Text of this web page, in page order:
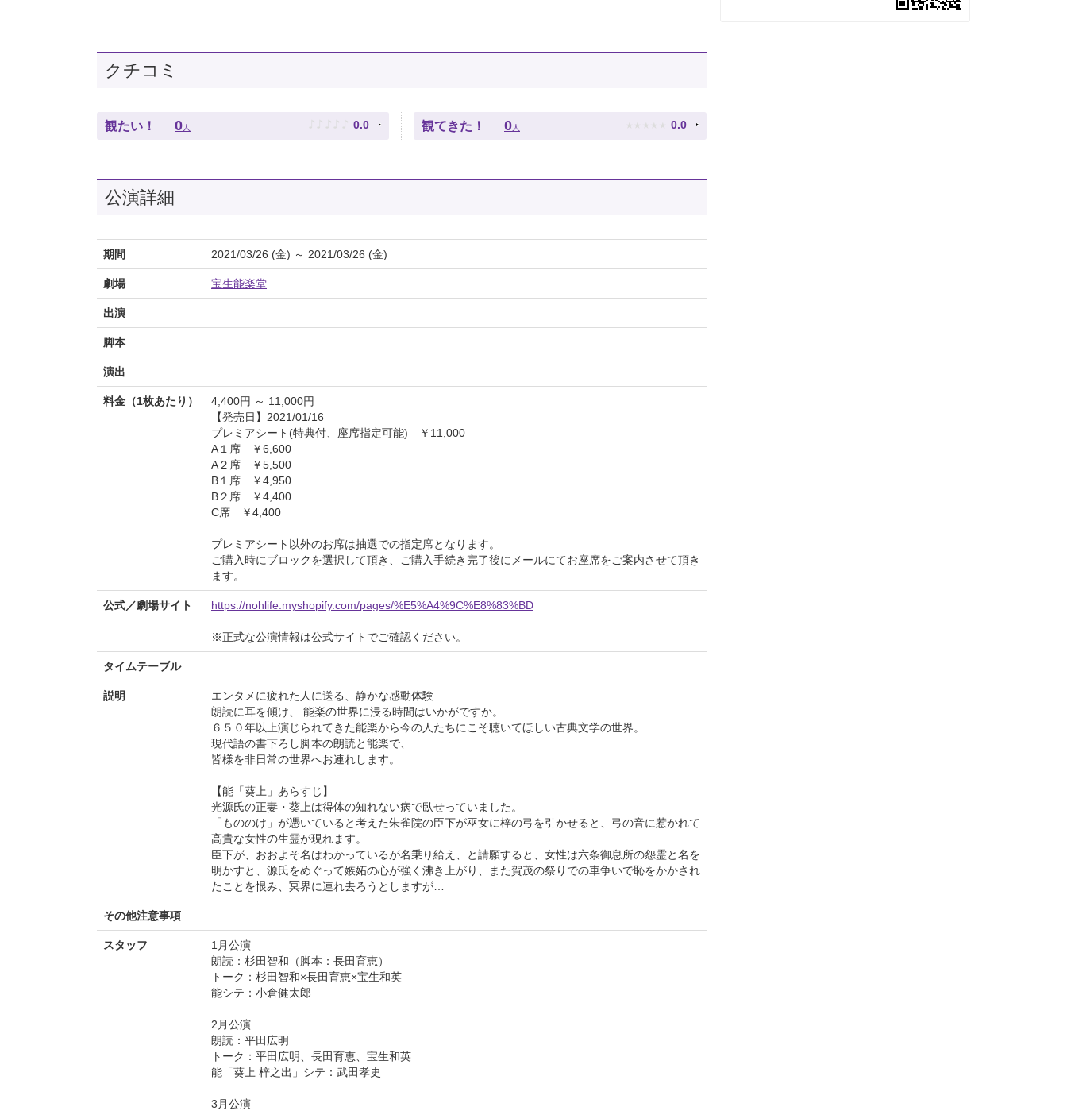
クチコミ
観たい！ 0 人 ♪ ♪ ♪ ♪ ♪ 0.0 観てきた！ 0 人 ★ ★ ★ ★ ★ 0.0
公演詳細
期間 2021/03/26 (金) ～ 2021/03/26 (金)
劇場 宝生能楽堂
出演
脚本
演出
料金（1枚あたり）
4,400円 ～ 11,000円
【発売日】2021/01/16
プレミアシート(特典付、座席指定可能) ￥11,000
A１席 ￥6,600
A２席 ￥5,500
B１席 ￥4,950
B２席 ￥4,400
C席 ￥4,400
プレミアシート以外のお席は抽選での指定席となります。
ご購入時にブロックを選択して頂き、ご購入手続き完了後にメールにてお座席をご案内させて頂き
ます。
公式／劇場サイト https://nohlife.myshopify.com/pages/%E5%A4%9C%E8%83%BD
※正式な公演情報は公式サイトでご確認ください。
タイムテーブル
説明
エンタメに疲れた人に送る、静かな感動体験
朗読に耳を傾け、 能楽の世界に浸る時間はいかがですか。
６５０年以上演じられてきた能楽から今の人たちにこそ聴いてほしい古典文学の世界。
現代語の書下ろし脚本の朗読と能楽で、
皆様を非日常の世界へお連れします。
【能「葵上」あらすじ】
光源氏の正妻・葵上は得体の知れない病で臥せっていました。
「もののけ」が憑いていると考えた朱雀院の臣下が巫女に梓の弓を引かせると、弓の音に惹かれて
高貴な女性の生霊が現れます。
臣下が、おおよそ名はわかっているが名乗り給え、と請願すると、女性は六条御息所の怨霊と名を
明かすと、源氏をめぐって嫉妬の心が強く沸き上がり、また賀茂の祭りでの車争いで恥をかかされ
たことを恨み、冥界に連れ去ろうとしますが…
その他注意事項
スタッフ
1月公演
朗読：杉田智和（脚本：長田育恵）
トーク：杉田智和×長田育恵×宝生和英
能シテ：小倉健太郎
2月公演
朗読：平田広明
トーク：平田広明、長田育恵、宝生和英
能「葵上 梓之出」シテ：武田孝史
3月公演